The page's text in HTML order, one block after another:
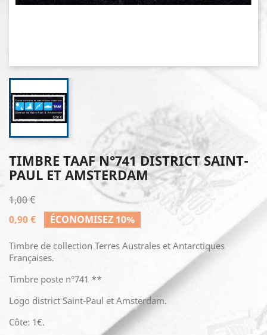
TIMBRE TAAF N°741 DISTRICT SAINT-
PAUL ET AMSTERDAM
1,00 €
0,90 €
ÉCONOMISEZ 10%
Timbre de collection Terres Australes et Antarctiques
Françaises.
Timbre poste n°741 **
Logo district Saint-Paul et Amsterdam.
Côte: 1€.